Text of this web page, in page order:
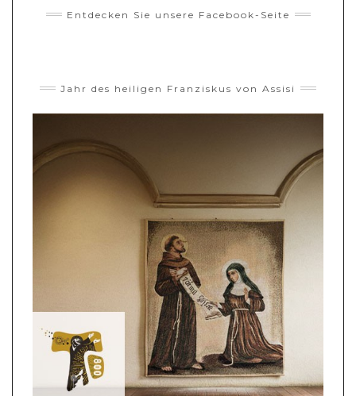
Entdecken Sie unsere Facebook-Seite
Jahr des heiligen Franziskus von Assisi